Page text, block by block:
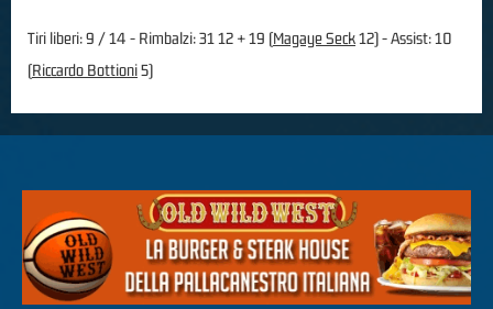
Tiri liberi: 9 / 14 - Rimbalzi: 31 12 + 19 (Magaye Seck12) - Assist: 10
(Riccardo Bottioni5)